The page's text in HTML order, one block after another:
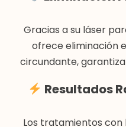
Gracias a su láser
ofrece eliminación
circundante,
Resultados
Los tratamientos